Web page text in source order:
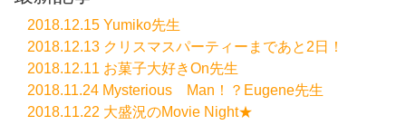
2018.12.15 Yumiko先生
2018.12.13 クリスマスパーティーまであと2日！
2018.12.11 お菓子大好きOn先生
2018.11.24 Mysterious Man！？Eugene先生
2018.11.22 大盛況のMovie Night★